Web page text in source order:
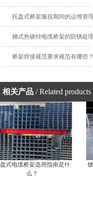
托盘式桥架服役期间的运维管
梯式热镀锌电缆桥架的防锈处
桥架焊接规范要求规范有哪些
相关产品 / Related products
式电缆桥架选用指南是什
么？